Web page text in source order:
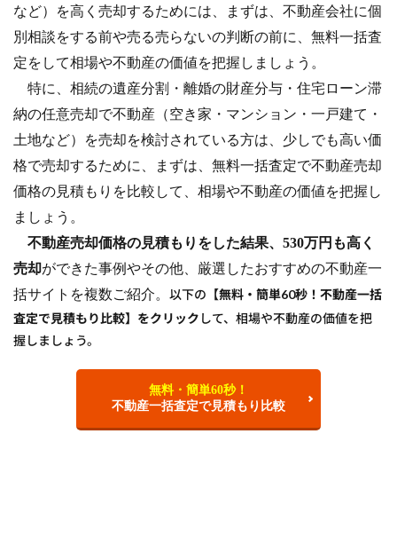
など）を高く売却するためには、まずは、不動産会社に個
別相談をする前や売る売らないの判断の前に、無料一括査
定をして相場や不動産の価値を把握しましょう。
特に、相続の遺産分割・離婚の財産分与・住宅ローン滞
納の任意売却で不動産（空き家・マンション・一戸建て・
土地など）を売却を検討されている方は、少しでも高い価
格で売却するために、まずは、無料一括査定で不動産売却
価格の見積もりを比較して、相場や不動産の価値を把握し
ましょう。
不動産売却価格の見積もりをした結果、530万円も高く
売却ができた事例やその他、厳選したおすすめの不動産一
括サイトを複数ご紹介。 以下の 【無料・簡単60秒！不動産一括
査定で見積もり比較】をクリック して、相場や不動産の価値を把
握しましょう。
無料・簡単60秒！
不動産一括査定で見積もり比較